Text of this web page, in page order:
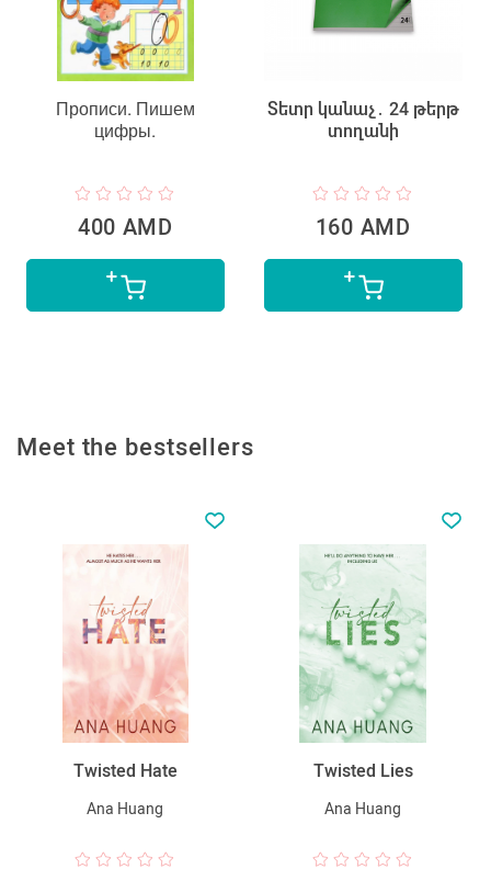
Прописи. Пишем
цифры.
400 AMD
Տետր կանաչ․ 24 թերթ
տողանի
160 AMD
Meet the bestsellers
Twisted Hate
Ana Huang
Twisted Lies
Ana Huang